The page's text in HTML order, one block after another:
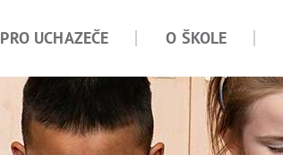
PRO UCHAZEČE O ŠKOLE